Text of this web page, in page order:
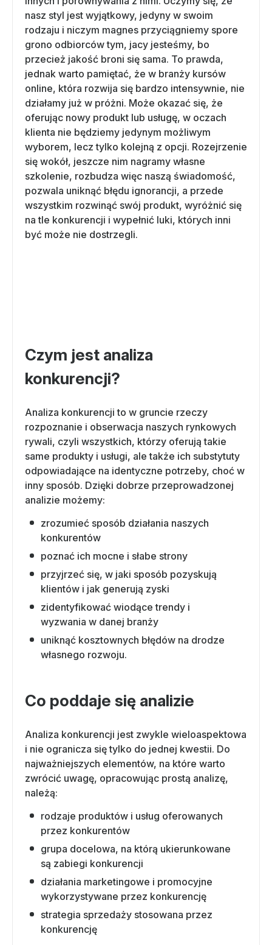
nasz styl jest wyjątkowy, jedyny w swoim
rodzaju i niczym magnes przyciągniemy spore
grono odbiorców tym, jacy jesteśmy, bo
przecież jakość broni się sama. To prawda,
jednak warto pamiętać, że w branży kursów
online, która rozwija się bardzo intensywnie, nie
działamy już w próżni. Może okazać się, że
oferując nowy produkt lub usługę, w oczach
klienta nie będziemy jedynym możliwym
wyborem, lecz tylko kolejną z opcji. Rozejrzenie
się wokół, jeszcze nim nagramy własne
szkolenie, rozbudza więc naszą świadomość,
pozwala uniknąć błędu ignorancji, a przede
wszystkim rozwinąć swój produkt, wyróżnić się
na tle konkurencji i wypełnić luki, których inni
być może nie dostrzegli.
Czym jest analiza
konkurencji?
Analiza konkurencji to w gruncie rzeczy
rozpoznanie i obserwacja naszych rynkowych
rywali, czyli wszystkich, którzy oferują takie
same produkty i usługi, ale także ich substytuty
odpowiadające na identyczne potrzeby, choć w
inny sposób. Dzięki dobrze przeprowadzonej
analizie możemy:
zrozumieć sposób działania naszych
konkurentów
poznać ich mocne i słabe strony
przyjrzeć się, w jaki sposób pozyskują
klientów i jak generują zyski
zidentyfikować wiodące trendy i
wyzwania w danej branży
uniknąć kosztownych błędów na drodze
własnego rozwoju.
Co poddaje się analizie
Analiza konkurencji jest zwykle wieloaspektowa
i nie ogranicza się tylko do jednej kwestii. Do
najważniejszych elementów, na które warto
zwrócić uwagę, opracowując prostą analizę,
należą:
rodzaje produktów i usług oferowanych
przez konkurentów
grupa docelowa, na którą ukierunkowane
są zabiegi konkurencji
działania marketingowe i promocyjne
wykorzystywane przez konkurencję
strategia sprzedaży stosowana przez
konkurencję